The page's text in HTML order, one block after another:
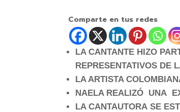
Comparte en tus redes
LA CANTANTE HIZO
REPRESENTATIVOS DE
LA ARTISTA
NAELA REALIZÓ UNA
LA CANTAUTORA SE